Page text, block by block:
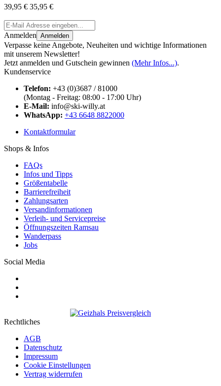
39,95 € 35,95 €
Anmelden Anmelden
Verpasse keine Angebote, Neuheiten und wichtige Informationen
mit unserem Newsletter!
Jetzt anmelden und Gutschein gewinnen (Mehr Infos...).
Kundenservice
Telefon: +43 (0)3687 / 81000
(Montag - Freitag: 08:00 - 17:00 Uhr)
E-Mail: info@ski-willy.at
WhatsApp: +43 6648 8822000
Kontaktformular
Shops & Infos
FAQs
Infos und Tipps
Größentabelle
Barrierefreiheit
Zahlungsarten
Versandinformationen
Verleih- und Servicepreise
Öffnungszeiten Ramsau
Wanderpass
Jobs
Social Media
Rechtliches
AGB
Datenschutz
Impressum
Cookie Einstellungen
Vertrag widerrufen